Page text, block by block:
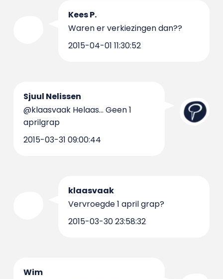
Kees P.
Waren er verkiezingen dan??
2015-04-01 11:30:52
Sjuul Nelissen
@klaasvaak Helaas... Geen 1
aprilgrap
2015-03-31 09:00:44
klaasvaak
Vervroegde 1 april grap?
2015-03-30 23:58:32
Wim